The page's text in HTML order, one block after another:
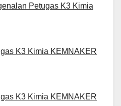
Petugas K3 Kimia
K3 Kimia KEMNAKER
K3 Kimia KEMNAKER